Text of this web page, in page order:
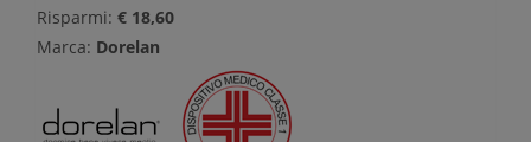
Risparmi: € 18,60
Marca: Dorelan